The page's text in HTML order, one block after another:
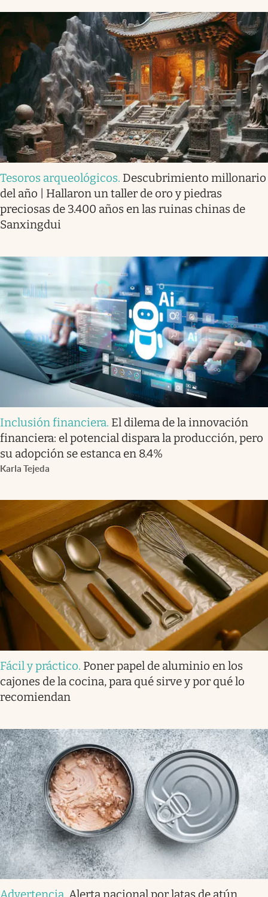
Tesoros arqueológicos. Descubrimiento millonario
del año | Hallaron un taller de oro y piedras
preciosas de 3.400 años en las ruinas chinas de
Sanxingdui
Inclusión financiera. El dilema de la innovación
financiera: el potencial dispara la producción, pero
su adopción se estanca en 8.4%
Karla Tejeda
Fácil y práctico. Poner papel de aluminio en los
cajones de la cocina, para qué sirve y por qué lo
recomiendan